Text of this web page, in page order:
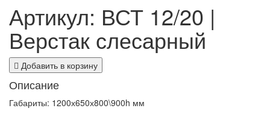
Артикул: ВСТ 12/20 |
Верстак слесарный
Добавить в корзину
Описание
Габариты: 1200х650х800\900h мм